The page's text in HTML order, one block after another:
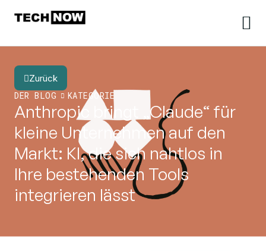
Zurück
DER BLOG
KATEGORIE
Anthropic bringt „Claude“ für
kleine Unternehmen auf den
Markt: KI, die sich nahtlos in
Ihre bestehenden Tools
integrieren lässt